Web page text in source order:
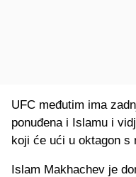
UFC međutim ima
ponuđena i Islamu i
koji će ući u oktagon s
Islam Makhachev je